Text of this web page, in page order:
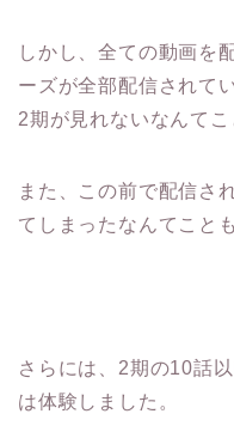
しかし、全ての動画を
ーズが全部配信されて
2期が見れないなんてこ
また、この前で配信さ
てしまったなんてこと
さらには、2期の10話
は体験しました。